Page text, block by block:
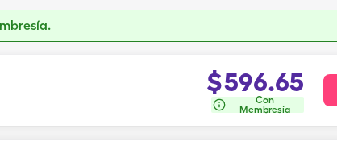
$596.65
Con
Membresía